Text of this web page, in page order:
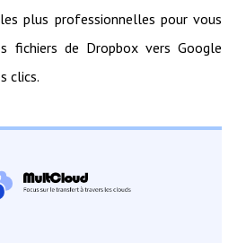
plus professionnelles pour vous
fichiers de Dropbox vers Google
clics.